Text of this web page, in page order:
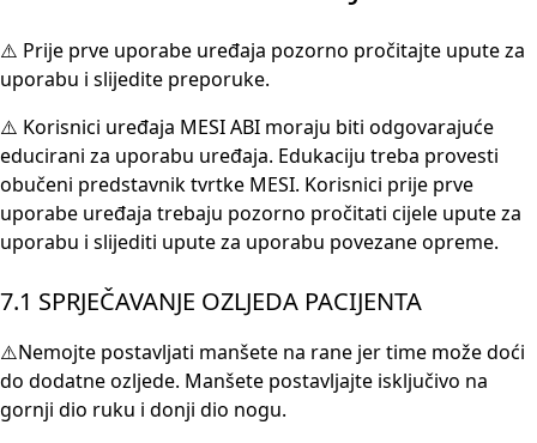
⚠️ Prije prve uporabe uređaja pozorno pročitajte upute za
uporabu i slijedite preporuke.
⚠️ Korisnici uređaja MESI ABI moraju biti odgovarajuće
educirani za uporabu uređaja. Edukaciju treba provesti
obučeni predstavnik tvrtke MESI. Korisnici prije prve
uporabe uređaja trebaju pozorno pročitati cijele upute za
uporabu i slijediti upute za uporabu povezane opreme.
7.1 SPRJEČAVANJE OZLJEDA PACIJENTA
⚠️Nemojte postavljati manšete na rane jer time može doći
do dodatne ozljede. Manšete postavljajte isključivo na
gornji dio ruku i donji dio nogu.